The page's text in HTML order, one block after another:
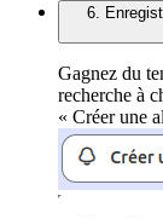
6.
Gagnez du
recherche à
« Créer une